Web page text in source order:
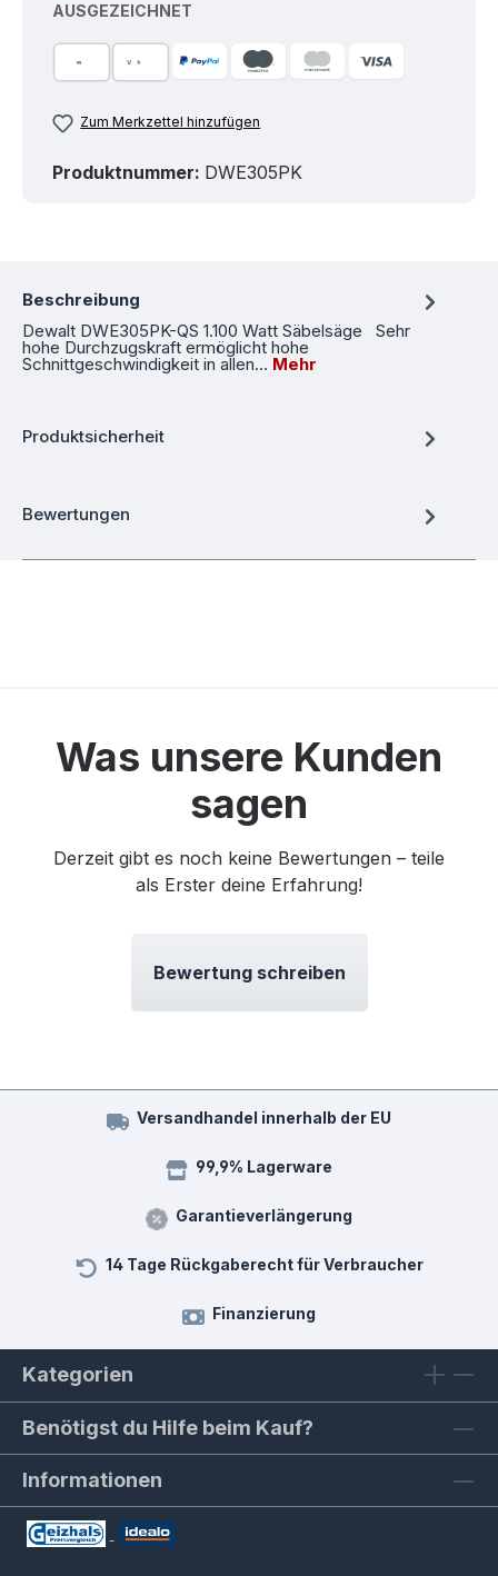
AUSGEZEICHNET
Zum Merkzettel hinzufügen
Produktnummer: DWE305PK
Beschreibung
Dewalt DWE305PK-QS 1.100 Watt Säbelsäge Sehr
hohe Durchzugskraft ermöglicht hohe
Schnittgeschwindigkeit in allen… Mehr
Produktsicherheit
Bewertungen
Was unsere Kunden
sagen
Derzeit gibt es noch keine Bewertungen – teile
als Erster deine Erfahrung!
Bewertung schreiben
Versandhandel innerhalb der EU
99,9% Lagerware
Garantieverlängerung
14 Tage Rückgaberecht für Verbraucher
Finanzierung
Kategorien
Benötigst du Hilfe beim Kauf?
Informationen